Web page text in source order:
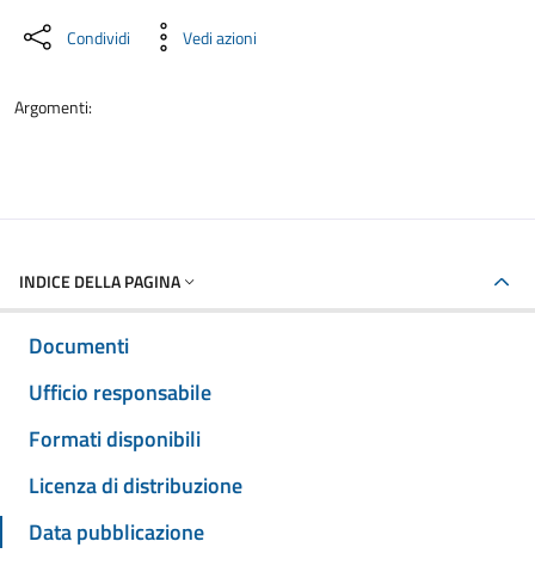
Condividi Vedi azioni
Argomenti:
INDICE DELLA PAGINA
Documenti
Ufficio responsabile
Formati disponibili
Licenza di distribuzione
Data pubblicazione